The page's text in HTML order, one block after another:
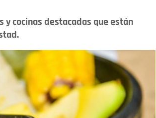
y cocinas destacadas que están